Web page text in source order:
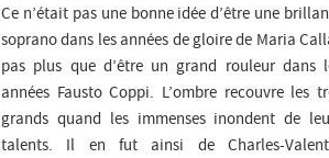
Ce n’était pas une bonne idée d’être une
soprano dans les années de gloire de Maria
pas plus que d’être un grand rouleur dans
années Fausto Coppi. L’ombre recouvre les
grands quand les immenses inondent de
talents. Il en fut ainsi de Charles-